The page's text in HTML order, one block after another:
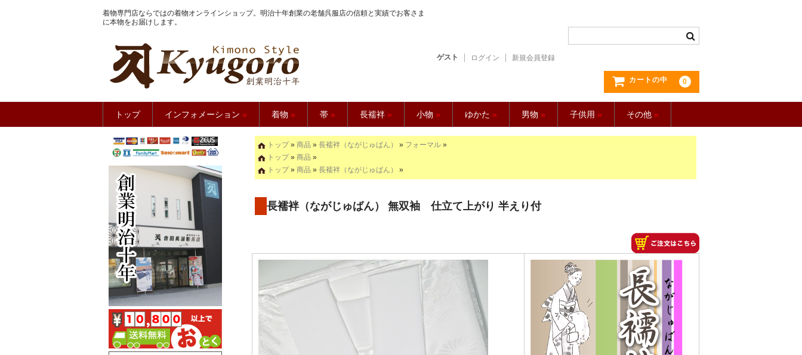
着物専門店ならではの着物オンラインショップ。明治十年創業の老舗呉服店の信頼と実績でお客さま
に本物をお届けします。
きもの館【久五郎】
ゲスト ログイン 新規会員登録
カートの中 0
トップ インフォメーション » 着物 » 帯 » 長襦袢 » 小物 » ゆかた » 男物 » 子供用 » その他 »
トップ» 商品 » 長襦袢（ながじゅばん） » フォーマル »
トップ» 商品 »
トップ» 商品 » 長襦袢（ながじゅばん） »
長襦袢（ながじゅばん） 無双袖 仕立て上がり 半えり付